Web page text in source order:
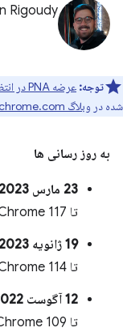
Rigoudy
توجه: عرضه PNA در انتظار است
شده در وبلاگ developer.chrome.com
به روز رسانی ها
23 مارس 2023
تا Chrome 117 منسوخ نخواهد شد.
19 ژانویه 2023
تا Chrome 114 منسوخ نخواهد شد.
12 آگوست 2022
تا Chrome 109 منسوخ نخواهد شد.